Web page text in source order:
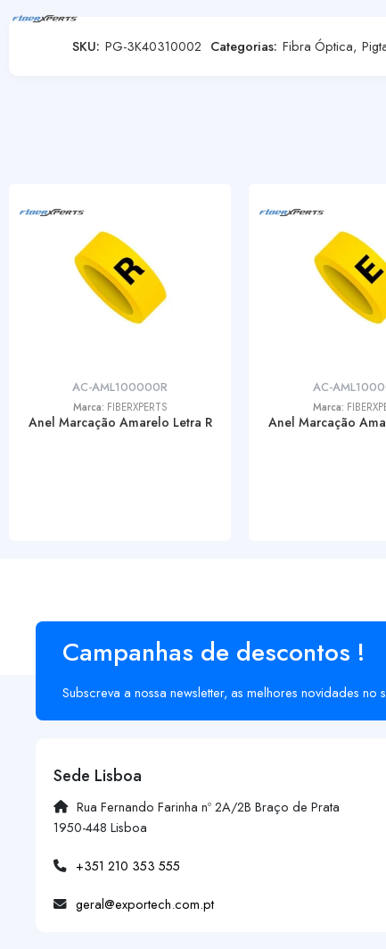
SKU: PG-3K40310002 Categorias: Fibra Óptica,
AC-AML100000R
Marca: FIBERXPERTS
Anel Marcação Amarelo Letra R
AC-
Marca:
Anel Marcação
Campanhas de descontos !
Subscreva a nossa newsletter, as melhores novidades no
Sede Lisboa
Rua Fernando Farinha nº 2A/2B Braço de Prata
1950-448 Lisboa
+351 210 353 555
geral@exportech.com.pt